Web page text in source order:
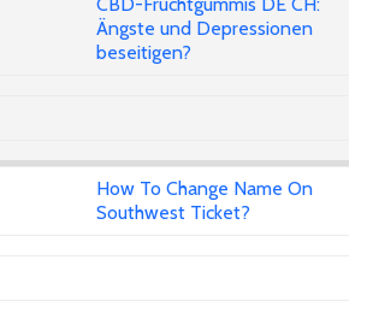
Ängste und Depressionen
beseitigen?
How To Change Name On
Southwest Ticket?